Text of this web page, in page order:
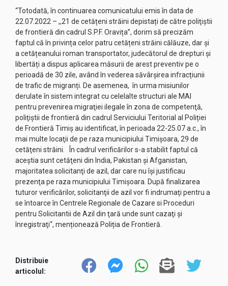
“Totodată, în continuarea comunicatului emis în data de
22.07.2022 – ,,21 de cetățeni străini depistați de către poliţiştii
de frontieră din cadrul S.P.F. Oravița’’, dorim să precizăm
faptul că în privința celor patru cetățeni străini călăuze, dar și
a cetățeanului roman transportator, judecătorul de drepturi și
libertăți a dispus aplicarea măsurii de arest preventiv pe o
perioadă de 30 zile, având în vederea săvârșirea infracțiunii
de trafic de migranți. De asemenea, în urma misiunilor
derulate în sistem integrat cu celelalte structuri ale MAI
pentru prevenirea migraţiei ilegale în zona de competenţă,
poliţiştii de frontieră din cadrul Serviciului Teritorial al Poliției
de Frontieră Timiș au identificat, în perioada 22-25.07 a.c., în
mai multe locaţii de pe raza municipiului Timişoara, 29 de
cetăţeni străini. În cadrul verificărilor s-a stabilit faptul că
aceştia sunt cetăţeni din India, Pakistan şi Afganistan,
majoritatea solicitanţi de azil, dar care nu îşi justificau
prezenţa pe raza municipiului Timişoara. După finalizarea
tuturor verificărilor, solicitanţii de azil vor fi indrumaţi pentru a
se întoarce în Centrele Regionale de Cazare si Proceduri
pentru Solicitantii de Azil din ţară unde sunt cazaţi şi
înregistraţi“, menționează Poliția de Frontieră.
Distribuie
articolul: